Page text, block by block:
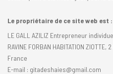
Le propriétaire de ce site web est :
LE GALL AZILIZ Entrepreneur
RAVINE FORBAN HABITATION ZIOTTE,
France
E-mail : gitadeshaies@gmail.com